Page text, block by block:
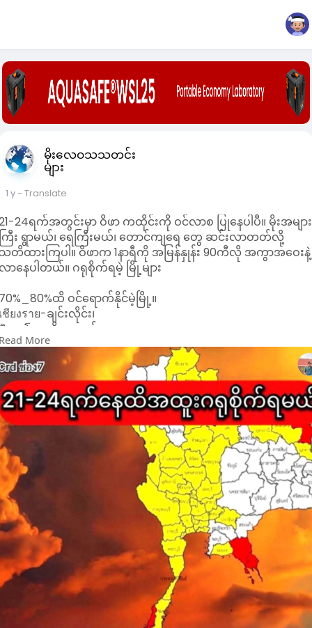
မိုးလေဝသသတင်း
များ
1 y- Translate
24ရက်အတွင်းမှာ ဝိဖာ ကထိုင်းကို ဝင်လာစ ပြုနေပါပီ။ မိုးအများ
ြီး ရွာမယ်၊ ရေကြီးမယ်၊ တောင်ကျရေ တွေ ဆင်းလာတတ်လို့
တိထားကြပါ။ ဝိဖာက 1နာရီကို အမြန်နှုန်း 90ကီလို အကွာအဝေးနဲ့
ာနေပါတယ်။ ဂရုစိုက်ရမဲ့ မြို့များ
ထိ ဝင်ရောက်နိုင်မဲ့မြို့။
ชียงราย-ချင်းလိုင်း၊
ษณุโลก-ဖိစနလုတ်၊
าก-တာက်၊
รุงเทพ-ခွန်ထစ်၊
ระนครศรีอยุธยา-ဖာ့နခေါ့စီအယုဓရာ၊
าญจนบุรี-ကချနပူရီ၊
ครปฐม-နခေါ့ပထုန်၊
มุทรสาคร-စမွတ်ဆာခေါ၊
ครสวรรค์-နခေါ့စဝမ်၊
ครพนม-နခေါ့ဖနုန်၊
ลบุรี-ချွန်ပူရီ၊
ราด-သလာ့၊
ะยอง-လယောင်၊
พบุรี-လုပ်ပူရီ၊
ครนายก-နခေါ့နာရုတ်၊
ราจีนบุรี-ပရာကျင်ပူရီ၊ဖြစ်ကြပါတယ်ဗျ
care all 🥹
More